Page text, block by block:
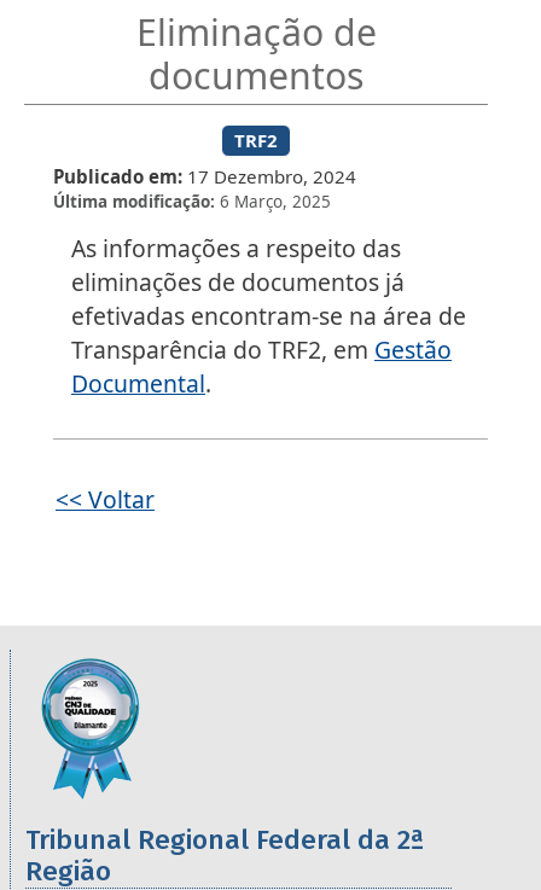
Eliminação de
documentos
TRF2
Publicado em 17 Dezembro, 2024
Última modificação 6 Março, 2025
As informações a respeito das
eliminações de documentos já
efetivadas encontram-se na área de
Transparência do TRF2, em Gestão
Documental.
<< Voltar
Informações úteis sobre os órgãos da 2ª
Imagem
Tribunal Regional Federal da 2ª
Região